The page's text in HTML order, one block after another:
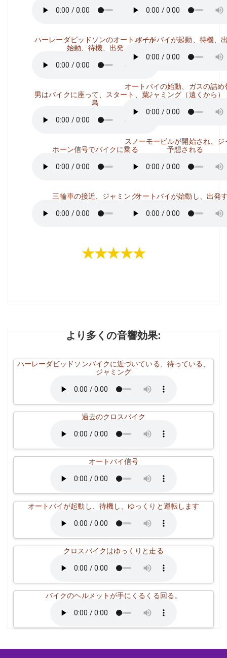
ハーレーダビッドソンのオートバイが
始動、待機、出発
男はバイクに座って、スタート、葉、
鳥
ホーン信号でバイクに乗る
三輪車の接近、ジャミング
オートバイが起動、待機、
オートバイの始動、ガスの詰め
ジャミング（遠くから）
スノーモービルが開始され、ジ
予想される
オートバイが始動し、出発
★★★★★
より多くの音響効果:
ハーレーダビッドソンバイクに近づいている、待っている、
ジャミング
過去のクロスバイク
オートバイ信号
オートバイが起動し、待機し、ゆっくりと運転します
クロスバイクはゆっくりと走る
バイクのヘルメットが手にくるくる回る。